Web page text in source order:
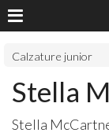
Calzature junior
Stella
Stella